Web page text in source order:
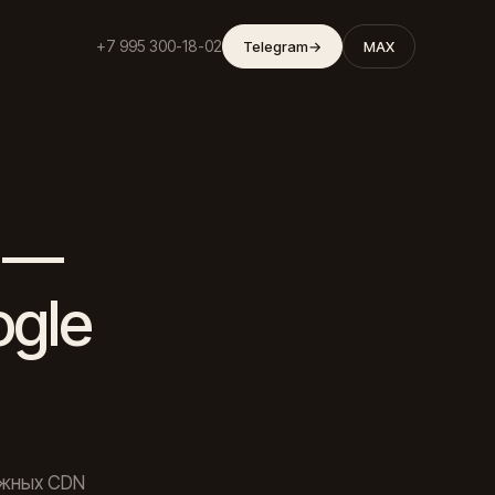
+7 995 300-18-02 Telegram→ MAX
—
CDN